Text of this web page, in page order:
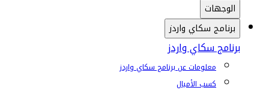
الوجهات
برنامج سكاي واردز
برنامج سكاي واردز
معلومات عن برنامج سكاي واردز
كسب الأميال